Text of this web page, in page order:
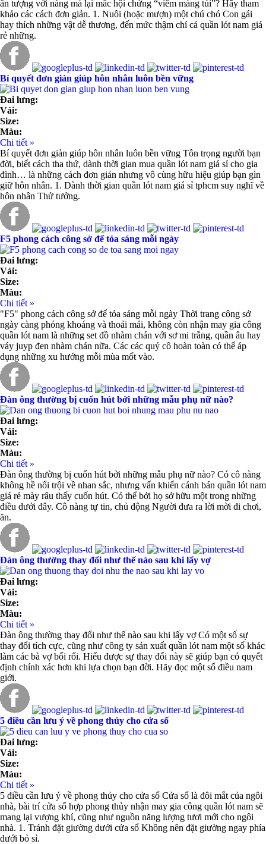
ấn tượng với nàng mà lại mắc hội chứng “viêm màng túi”? Hãy tham
khảo các cách đơn giản. 1. Nuôi (hoặc mượn) một chú chó Con gái
hay thích những vật dễ thương, đến mức thậm chí cả quần lót nam giá
rẻ những.
Bí quyết đơn giản giúp hôn nhân luôn bền vững
Đai lưng:
Vải:
Size:
Màu:
Chi tiết »
Bí quyết đơn giản giúp hôn nhân luôn bền vững Tôn trọng người bạn
đời, biết cách tha thứ, dành thời gian mua quần lót nam giá sỉ cho gia
đình… là những cách đơn giản nhưng vô cùng hữu hiệu giúp bạn gìn
giữ hôn nhân. 1. Dành thời gian quần lót nam giá sỉ tphcm suy nghĩ về
hôn nhân Thử tưởng.
F5 phong cách công sở để tỏa sáng mỗi ngày
Đai lưng:
Vải:
Size:
Màu:
Chi tiết »
"F5" phong cách công sở để tỏa sáng mỗi ngày Thời trang công sở
ngày càng phóng khoáng và thoải mái, không còn nhận may gia công
quần lót nam là những set đồ nhàm chán với sơ mi trắng, quần âu hay
váy juyp đen nhàm chán nữa. Các các quý cô hoàn toàn có thể áp
dụng những xu hướng mỗi mùa mốt vào.
Đàn ông thường bị cuốn hút bởi những mẫu phụ nữ nào?
Đai lưng:
Vải:
Size:
Màu:
Chi tiết »
Đàn ông thường bị cuốn hút bởi những mẫu phụ nữ nào? Có cô nàng
không hề nổi trội về nhan sắc, nhưng vấn khiến cánh bán quần lót nam
giá rẻ mày râu thấy cuốn hút. Có thể bởi họ sở hữu một trong những
điều dưới đây. Cô nàng tự tin, chủ động Người đưa ra lời mời đi chơi,
ăn.
Đàn ông thường thay đổi như thế nào sau khi lấy vợ
Đai lưng:
Vải:
Size:
Màu:
Chi tiết »
Đàn ông thường thay đổi như thế nào sau khi lấy vợ Có một số sự
thay đổi tích cực, cũng như công ty sản xuất quần lót nam một số khác
làm các bà vợ bối rối. Hiểu được sự thay đổi này sẽ giúp bạn có quyết
định chính xác hơn khi lựa chọn bạn đời. Hãy đọc một số điều nam
giới.
5 điều cần lưu ý về phong thủy cho cửa sổ
Đai lưng:
Vải:
Size:
Màu:
Chi tiết »
5 điều cần lưu ý về phong thủy cho cửa sổ Cửa sổ là đôi mắt của ngôi
nhà, bài trí cửa sổ hợp phong thủy nhận may gia công quần lót nam sẽ
mang lại vượng khí, cũng như nguồn năng lượng tươi mới cho ngôi
nhà. 1. Tránh đặt giường dưới cửa sổ Không nên đặt giường ngay phía
dưới bỏ sỉ.